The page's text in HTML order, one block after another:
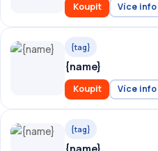
Koupit Více info
{tag}
{name}
Koupit Více info
{tag}